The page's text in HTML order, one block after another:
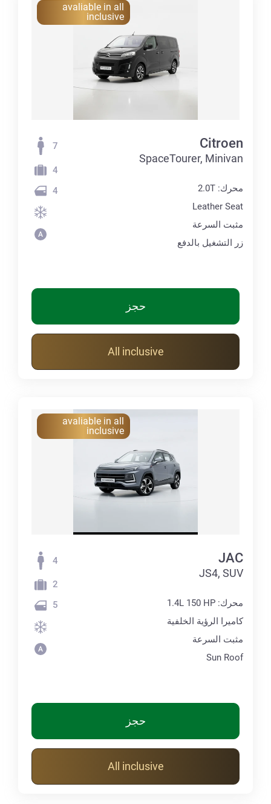
avaliable in all
inclusive
Citroen
SpaceTourer, Minivan
محرك: 2.0T
Leather Seat
مثبت السرعة
زر التشغيل بالدفع
7
4
4
حجز
All inclusive
avaliable in all
inclusive
JAC
JS4, SUV
محرك: 1.4L 150 HP
كاميرا الرؤية الخلفية
مثبت السرعة
Sun Roof
4
2
5
حجز
All inclusive